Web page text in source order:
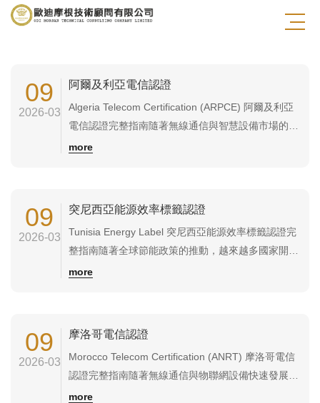
歐盟產品認證
09
2026-03
阿爾及利亞電信認證
Algeria Telecom Certification (ARPCE) 阿爾及利亞
電信認證完整指南隨著無線通信與智慧設備市場的快
速發展，越來越多企業將 通信設備、無線產品與物聯
more
09
2026-03
突尼西亞能源效率標籤認證
Tunisia Energy Label 突尼西亞能源效率標籤認證完
整指南隨著全球節能政策的推動，越來越多國家開始
對電器產品建立能源效率標示制度。突尼西亞政府也
至...
more
09
2026-03
摩洛哥電信認證
Morocco Telecom Certification (ANRT) 摩洛哥電信
認證完整指南隨著無線通信與物聯網設備快速發展，
越來越多企業將 無線通信產品與電信設備 出口至摩
more